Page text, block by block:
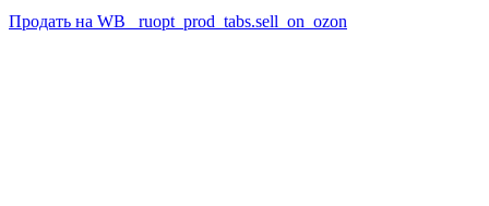
Продать на WB
_ruopt_prod_tabs.sell_on_ozon